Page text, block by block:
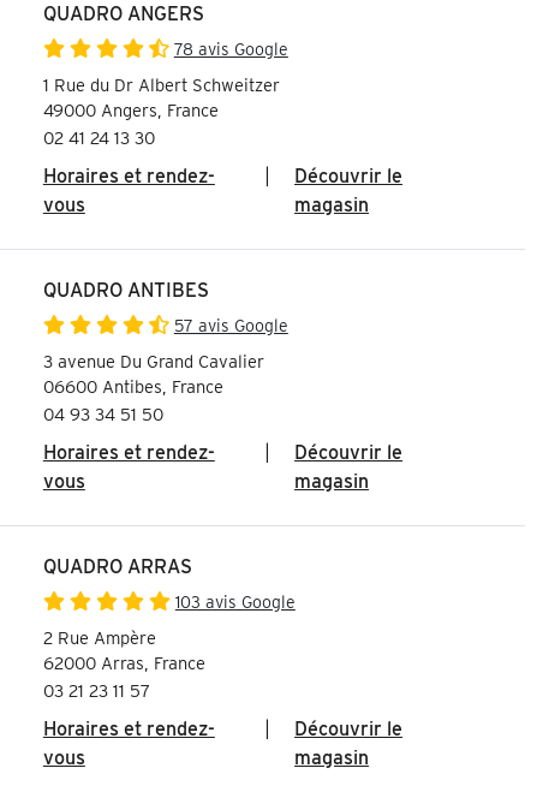
QUADRO ANGERS
78 avis Google
1 Rue du Dr Albert Schweitzer
49000 Angers, France
02 41 24 13 30
Horaires et rendez-
vous
Découvrir le
magasin
QUADRO ANTIBES
57 avis Google
3 avenue Du Grand Cavalier
06600 Antibes, France
04 93 34 51 50
Horaires et rendez-
vous
Découvrir le
magasin
QUADRO ARRAS
103 avis Google
2 Rue Ampère
62000 Arras, France
03 21 23 11 57
Horaires et rendez-
vous
Découvrir le
magasin